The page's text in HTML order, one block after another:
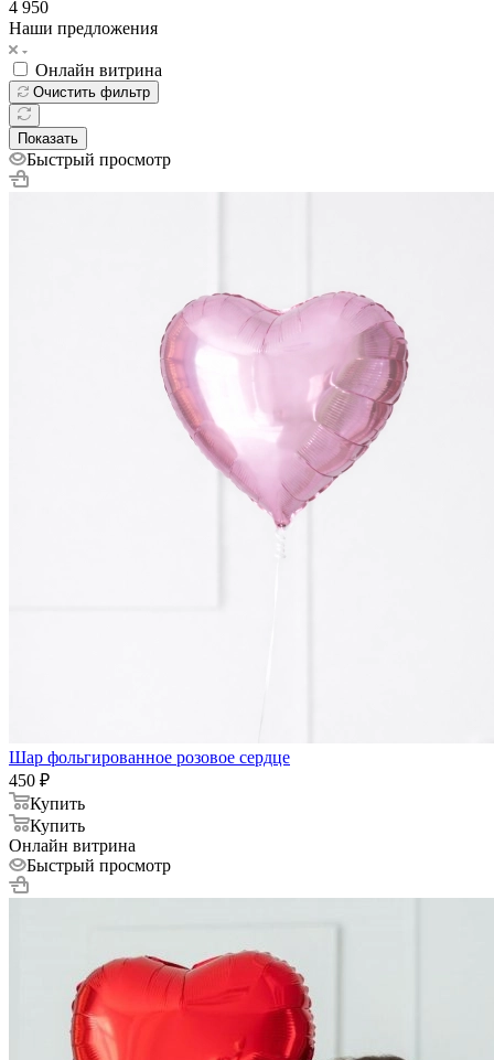
4 950
Наши предложения
Онлайн витрина
Очистить фильтр
Показать
Быстрый просмотр
Шар фольгированное розовое сердце
450 ₽
Купить
Купить
Онлайн витрина
Быстрый просмотр